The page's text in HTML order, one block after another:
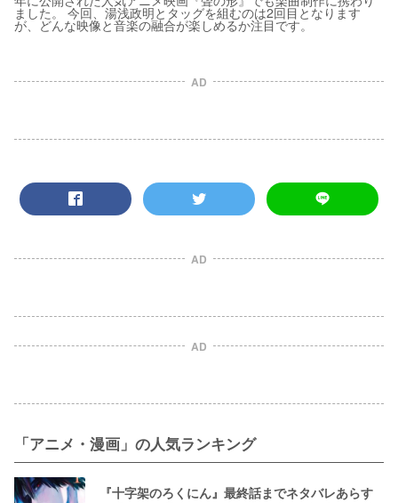
ました。 今回、湯浅政明とタッグを組むのは2回目となります
が、どんな映像と音楽の融合が楽しめるか注目です。
AD
AD
AD
「アニメ・漫画」の人気ランキング
『十字架のろくにん』最終話までネタバレあらす